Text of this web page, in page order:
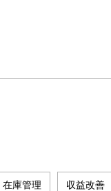
在庫管理 収益改善